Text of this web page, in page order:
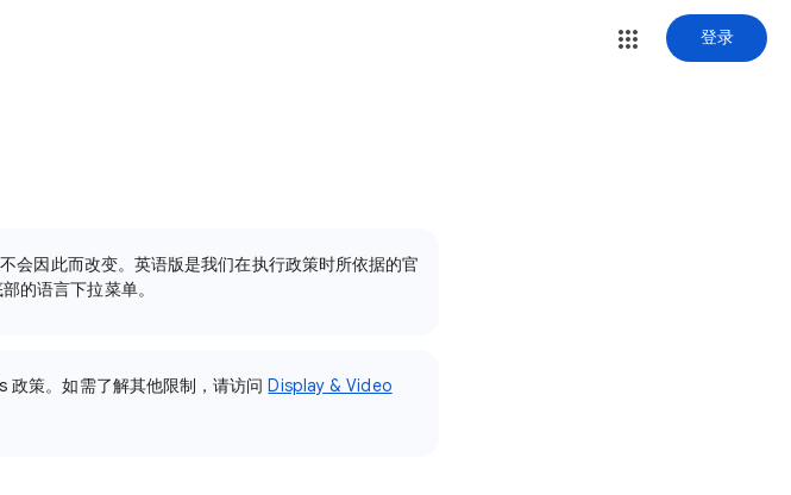
登录
会因此而改变。英语版是我们在执行政策时所依据的官
的语言下拉菜单。
策。如需了解其他限制，请访问Display & Video